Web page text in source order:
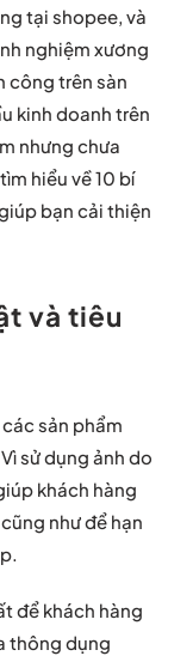
tại shopee, và
nghiệm xương
công trên sàn
kinh doanh trên
nhưng chưa
hiểu về 10 bí
bạn cải thiện
và tiêu
sản phẩm
sử dụng ảnh do
khách hàng
như để hạn
để khách hàng
thông dụng